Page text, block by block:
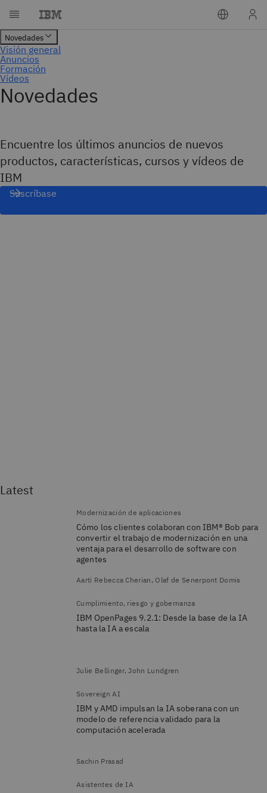
Novedades
Encuentre los últimos anuncios de nuevos
productos, características, cursos y vídeos de
IBM
Suscríbase
Latest
Modernización de aplicaciones
Cómo los clientes colaboran con IBM® Bob para
convertir el trabajo de modernización en una
ventaja para el desarrollo de software con
agentes
Aarti Rebecca Cherian, Olaf de Senerpont Domis
Cumplimiento, riesgo y gobernanza
IBM OpenPages 9.2.1: Desde la base de la IA
hasta la IA a escala
Julie Bellinger, John Lundgren
Sovereign AI
IBM y AMD impulsan la IA soberana con un
modelo de referencia validado para la
computación acelerada
Sachin Prasad
Asistentes de IA